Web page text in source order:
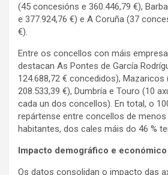
(45 concesións e 360.446,79 €),
e 377.924,76 €) e A Coruña (37
€).
Entre os concellos con máis
destacan As Pontes de García
124.688,72 € concedidos), Mazaricos
208.533,39 €), Dumbría e Touro (10
cada un dos concellos). En total, o
repártense entre concellos de menos
habitantes, dos cales máis do 46 %
Impacto demográfico e económico
Os datos consolidan o impacto das